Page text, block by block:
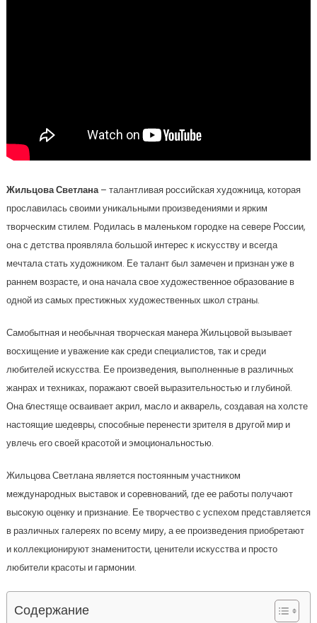
Жильцова Светлана– талантливая российская художница, которая
прославилась своими уникальными произведениями и ярким
творческим стилем. Родилась в маленьком городке на севере России,
она с детства проявляла большой интерес к искусству и всегда
мечтала стать художником. Ее талант был замечен и признан уже в
раннем возрасте, и она начала свое художественное образование в
одной из самых престижных художественных школ страны.
Самобытная и необычная творческая манера Жильцовой вызывает
восхищение и уважение как среди специалистов, так и среди
любителей искусства. Ее произведения, выполненные в различных
жанрах и техниках, поражают своей выразительностью и глубиной.
Она блестяще осваивает акрил, масло и акварель, создавая на холсте
настоящие шедевры, способные перенести зрителя в другой мир и
увлечь его своей красотой и эмоциональностью.
Жильцова Светлана является постоянным участником
международных выставок и соревнований, где ее работы получают
высокую оценку и признание. Ее творчество с успехом представляется
в различных галереях по всему миру, а ее произведения приобретают
и коллекционируют знаменитости, ценители искусства и просто
любители красоты и гармонии.
Содержание